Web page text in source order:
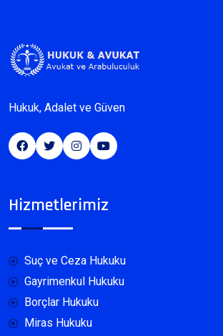
Hukuk, Adalet ve Güven
Hizmetlerimiz
Suç ve Ceza Hukuku
Gayrimenkul Hukuku
Borçlar Hukuku
Miras Hukuku